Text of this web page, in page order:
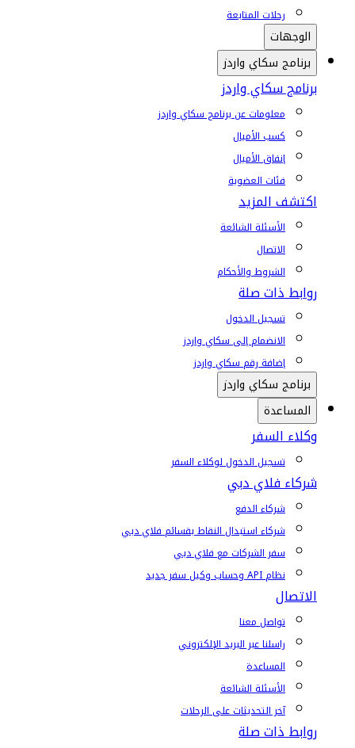
رحلات المتابعة
الوجهات
برنامج سكاي واردز
برنامج سكاي واردز
معلومات عن برنامج سكاي واردز
كسب الأميال
إنفاق الأميال
فئات العضوية
اكتشف المزيد
الأسئلة الشائعة
الاتصال
الشروط والأحكام
روابط ذات صلة
تسجيل الدخول
الانضمام إلى سكاي واردز
إضافة رقم سكاي واردز
برنامج سكاي واردز
المساعدة
وكلاء السفر
تسجيل الدخول لوكلاء السفر
شركاء فلاي دبي
شركاء الدفع
شركاء استبدال النقاط بقسائم فلاي دبي
سفر الشركات مع فلاي دبي
نظام API وحساب وكيل سفر جديد
الاتصال
تواصل معنا
راسلنا عبر البريد الإلكتروني
المساعدة
الأسئلة الشائعة
آخر التحديثات على الرحلات
روابط ذات صلة